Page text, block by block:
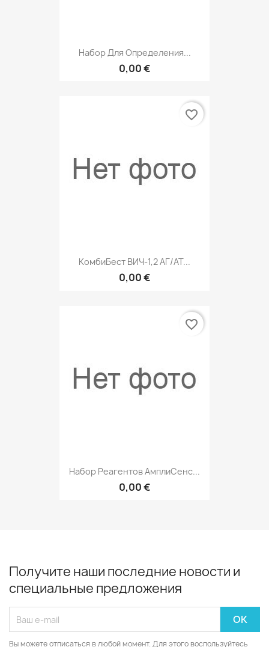
Набор Для Определения...
0,00 €
КомбиБест ВИЧ-1,2 АГ/АТ...
0,00 €
favorite_border
Набор Реагентов АмплиСенс...
0,00 €
favorite_border
Получите наши последние новости и
специальные предложения
Вы можете отписаться в любой момент. Для этого воспользуйтесь